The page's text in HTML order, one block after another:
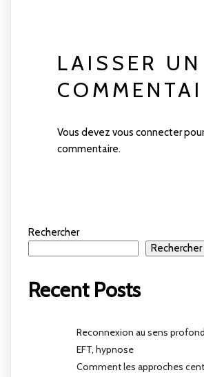
LAISSER UN
Vous devez vous connecter
commentaire.
Rechercher
Rechercher
Recent Posts
Reconnexion au sens profond
EFT, hypnose
Comment les approches